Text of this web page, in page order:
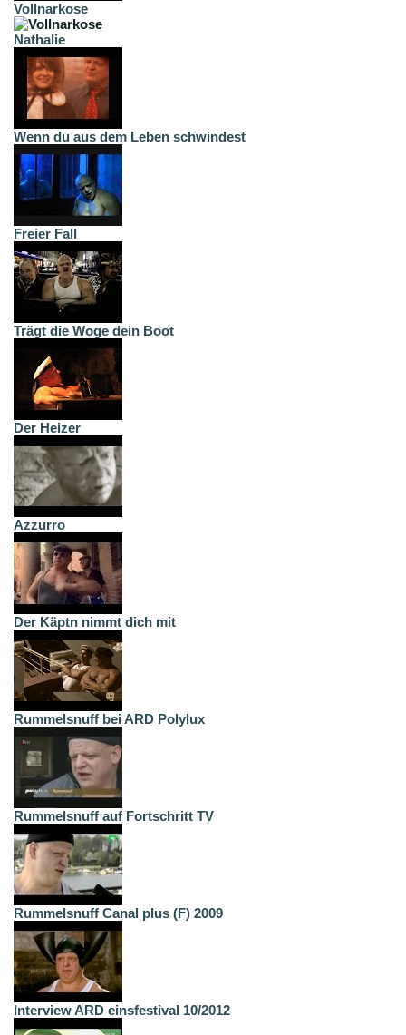
Vollnarkose
Nathalie
Wenn du aus dem Leben schwindest
Freier Fall
Trägt die Woge dein Boot
Der Heizer
Azzurro
Der Käptn nimmt dich mit
Rummelsnuff bei ARD Polylux
Rummelsnuff auf Fortschritt TV
Rummelsnuff Canal plus (F) 2009
Interview ARD einsfestival 10/2012